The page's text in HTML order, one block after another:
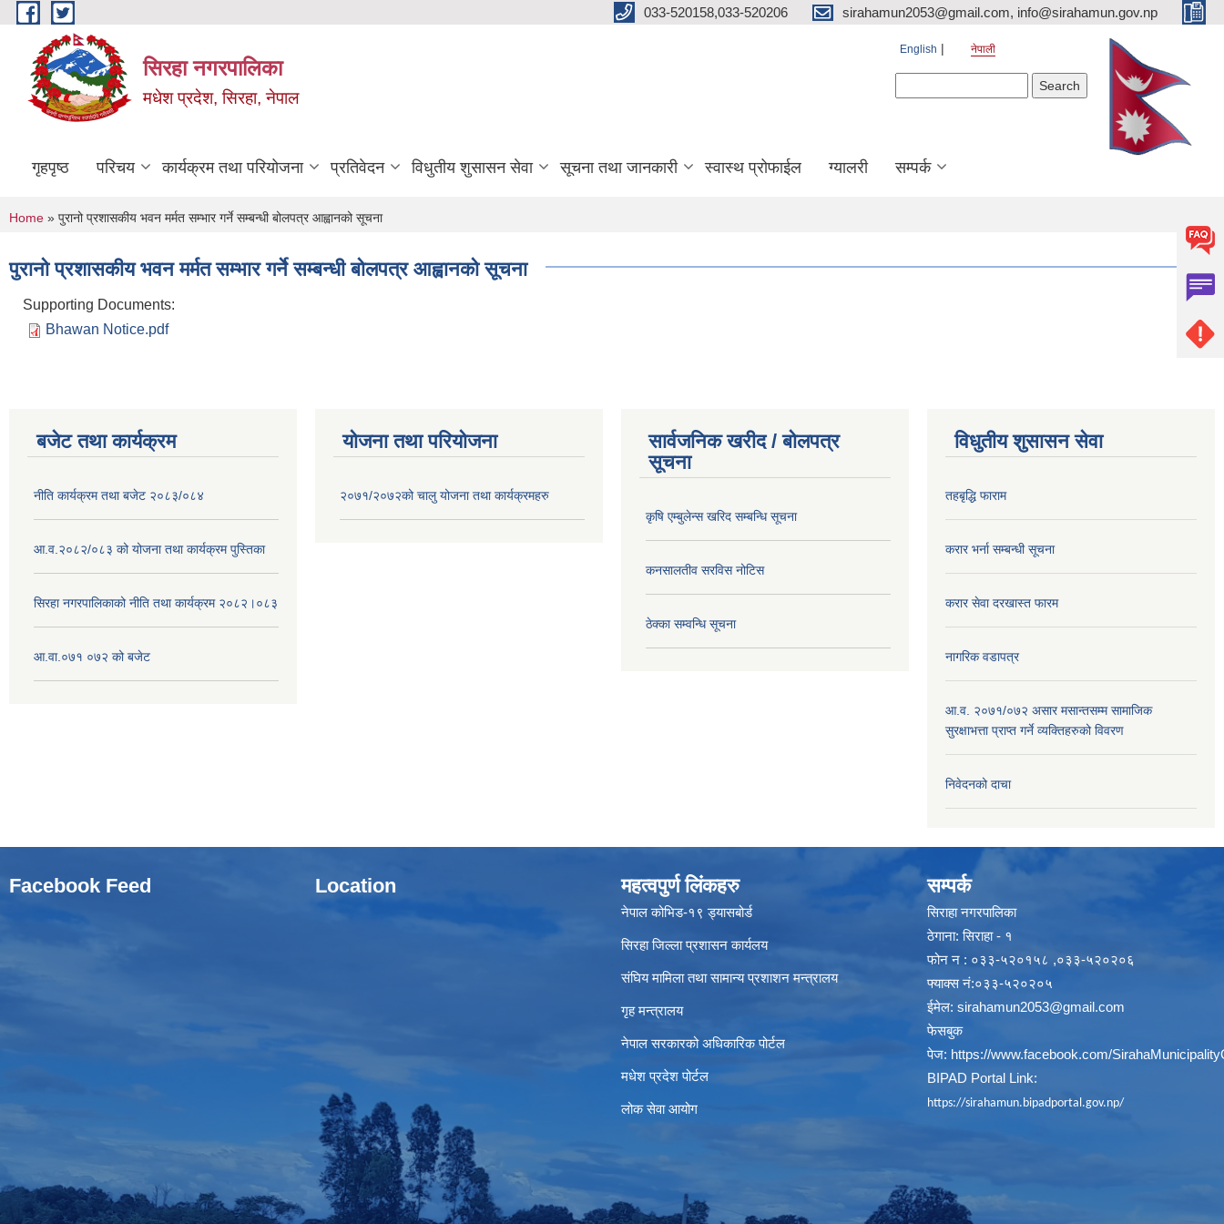
Skip to main content 033-520158,033-520206 sirahamun2053@gmail.com, info@sirahamun.gov.np
सिरहा नगरपालिका
मधेश प्रदेश, सिरहा, नेपाल
English नेपाली
गृहपृष्ठ परिचय कार्यक्रम तथा परियोजना प्रतिवेदन विधुतीय शुसासन सेवा सूचना तथा जानकारी स्वास्थ प्रोफाईल ग्यालरी सम्पर्क
You are here
Home » पुरानो प्रशासकीय भवन मर्मत सम्भार गर्ने सम्बन्धी बोलपत्र आह्वानको सूचना
पुरानो प्रशासकीय भवन मर्मत सम्भार गर्ने सम्बन्धी बोलपत्र आह्वानको सूचना
Supporting Documents:
Bhawan Notice.pdf
बजेट तथा कार्यक्रम
नीति कार्यक्रम तथा बजेट २०८३/०८४
आ.व.२०८२/०८३ को योजना तथा कार्यक्रम पुस्तिका
सिरहा नगरपालिकाको नीति तथा कार्यक्रम २०८२।०८३
आ.वा.०७१ ०७२ को बजेट
योजना तथा परियोजना
२०७१/२०७२को चालु योजना तथा कार्यक्रमहरु
सार्वजनिक खरीद / बोलपत्र
सूचना
कृषि एम्बुलेन्स खरिद सम्बन्धि सूचना
कनसालतीव सरविस नोटिस
ठेक्का सम्वन्धि सूचना
विधुतीय शुसासन सेवा
तहबृद्धि फाराम
करार भर्ना सम्बन्धी सूचना
करार सेवा दरखास्त फारम
नागरिक वडापत्र
आ.व. २०७१/०७२ असार मसान्तसम्म सामाजिक
सुरक्षाभत्ता प्राप्त गर्ने व्यक्तिहरुको विवरण
निवेदनको दाचा
Facebook Feed Location महत्वपुर्ण लिंकहरु
नेपाल कोभिड-१९ ड्यासबोर्ड
सिरहा जिल्ला प्रशासन कार्यलय
संघिय मामिला तथा सामान्य प्रशाशन मन्त्रालय
गृह मन्त्रालय
नेपाल सरकारको अधिकारिक पोर्टल
मधेश प्रदेश पोर्टल
लोक सेवा आयोग
सम्पर्क
सिराहा नगरपालिका
ठेगाना: सिराहा - १
फोन न : ०३३-५२०१५८ ,०३३-५२०२०६
फ्याक्स नं:०३३-५२०२०५
ईमेल: sirahamun2053@gmail.com
फेसबुक
पेज: https://www.facebook.com/
BIPAD Portal Link:
https://sirahamun.bipadportal.gov.np/